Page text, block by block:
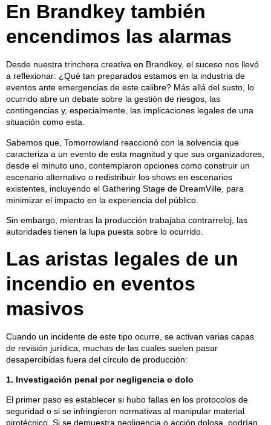
En Brandkey también
encendimos las alarmas
Desde nuestra trinchera creativa en Brandkey, el suceso nos llevó
a reflexionar: ¿Qué tan preparados estamos en la industria de
eventos ante emergencias de este calibre? Más allá del susto, lo
ocurrido abre un debate sobre la gestión de riesgos, las
contingencias y, especialmente, las implicaciones legales de una
situación como esta.
Sabemos que, Tomorrowland reaccionó con la solvencia que
caracteriza a un evento de esta magnitud y que sus organizadores,
desde el minuto uno, contemplaron opciones como construir un
escenario alternativo o redistribuir los shows en escenarios
existentes, incluyendo el Gathering Stage de DreamVille, para
minimizar el impacto en la experiencia del público.
Sin embargo, mientras la producción trabajaba contrarreloj, las
autoridades tienen la lupa puesta sobre lo ocurrido.
Las aristas legales de un
incendio en eventos
masivos
Cuando un incidente de este tipo ocurre, se activan varias capas
de revisión jurídica, muchas de las cuales suelen pasar
desapercibidas fuera del círculo de producción:
1. Investigación penal por negligencia o dolo
El primer paso es establecer si hubo fallas en los protocolos de
seguridad o si se infringieron normativas al manipular material
pirotécnico. Si se demuestra negligencia o acción dolosa, podrían